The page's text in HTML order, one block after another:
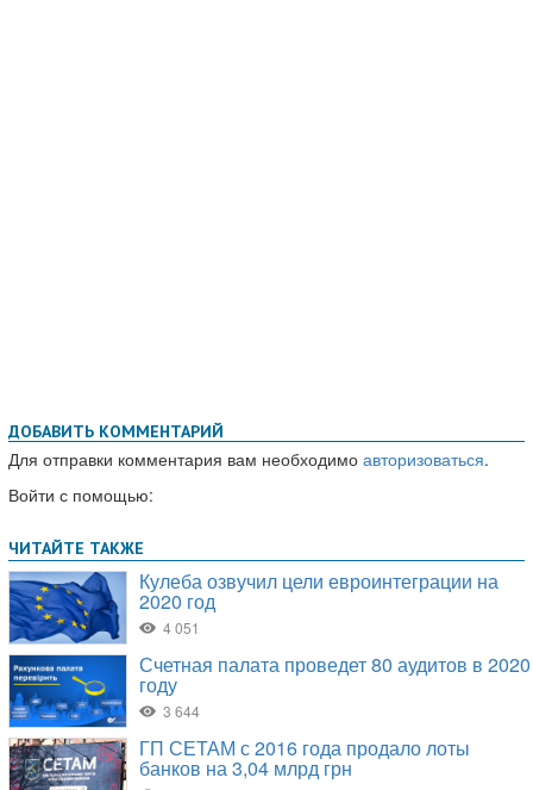
ДОБАВИТЬ КОММЕНТАРИЙ
Для отправки комментария вам необходимо авторизоваться.
Войти с помощью: